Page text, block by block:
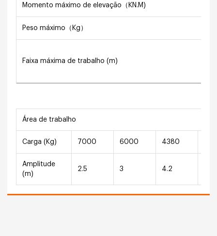
Momento máximo de elevação（KN.M)
Peso máximo（Kg）
Faixa máxima de trabalho (m)
Área de trabalho
Carga (Kg) 7000 6000 4380
Amplitude
(m)
2.5 3 4.2